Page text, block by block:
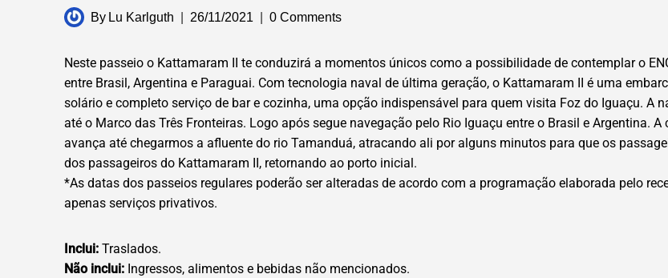
By Lu Karlguth 26/11/2021 0 Comments
Neste passeio o Kattamaram II te conduzirá a momentos únicos como a possibilidade de contemplar o
entre Brasil, Argentina e Paraguai. Com tecnologia naval de última geração, o Kattamaram II é uma
solário e completo serviço de bar e cozinha, uma opção indispensável para quem visita Foz do Iguaçu. A
até o Marco das Três Fronteiras. Logo após segue navegação pelo Rio Iguaçu entre o Brasil e Argentina.
avança até chegarmos a afluente do rio Tamanduá, atracando ali por alguns minutos para que os
dos passageiros do Kattamaram II, retornando ao porto inicial.
*As datas dos passeios regulares poderão ser alteradas de acordo com a programação elaborada pelo
apenas serviços privativos.
Inclui: Traslados.
Não inclui: Ingressos, alimentos e bebidas não mencionados.